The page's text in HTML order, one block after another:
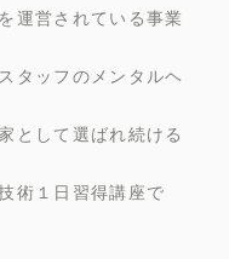
運営されている事業
タッフのメンタルヘ
として選ばれ続ける
術１日習得講座で